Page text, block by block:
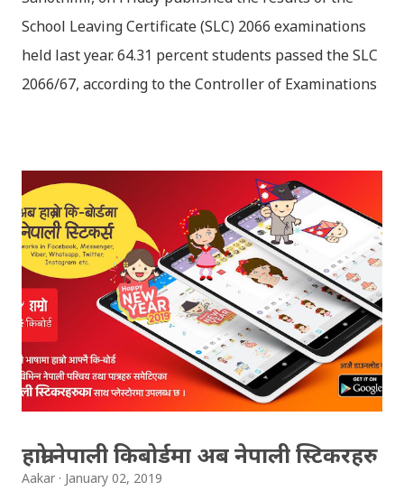
School Leaving Certificate (SLC) 2066 examinations
held last year. 64.31 percent students passed the SLC
2066/67, according to the Controller of Examinations
Download the file and search your ‘symbol number’.
Congratulations to all, who passed SLC this year. And
if you want to see your results with marks then, you
can follow THT (symbol no. and birth date required).
Download SLC Result 2066/2067 (2009-2010) :
REGULAR: EXEMPTED: Distinction --------------- First
division First division Second Division Second
Division Third Division Third Division Withheld
Withheld ...
हाम्रो नेपाली किबोर्डमा अब नेपाली स्टिकरहरु
Aakar January 02, 2019